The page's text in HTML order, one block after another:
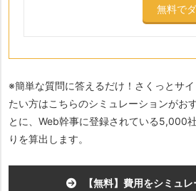
無料で
※簡単な質問に答えるだけ！さくっとサ
たい方はこちらのシミュレーションがお
とに、Web幹事に登録されている5,000
りを算出します。
【無料】費用をシミュ